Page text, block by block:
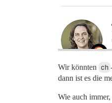
Wir könnten ch
dann ist es die
Wie auch